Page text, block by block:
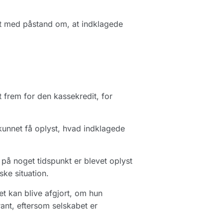
påstand om, at indklagede
frem for den kassekredit, for
få oplyst, hvad indklagede
noget tidspunkt er blevet oplyst
situation.
kan blive afgjort, om hun
eftersom selskabet er